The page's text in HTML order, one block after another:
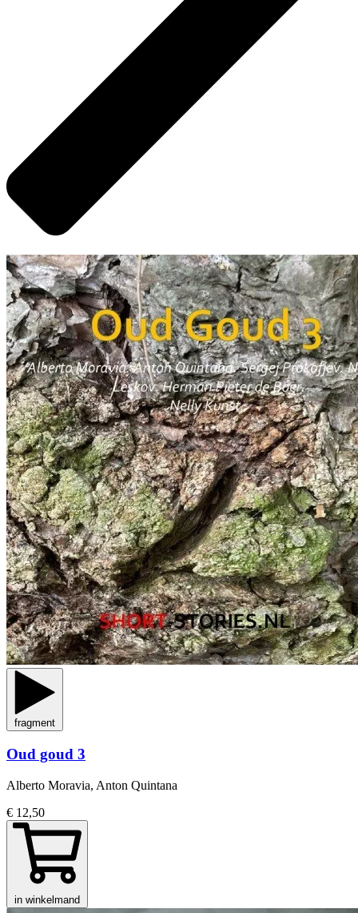
fragment
Oud goud 3
Alberto Moravia, Anton Quintana
€ 12,50
in winkelmand